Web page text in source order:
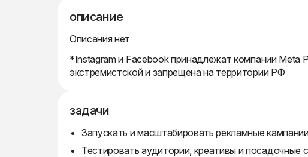
описание
Описания нет
*Instagram и Facebook принадлежат компании Meta
экстремистской и запрещена на территории РФ
задачи
Запускать и масштабировать рекламные
Тестировать аудитории, креативы и посадочные